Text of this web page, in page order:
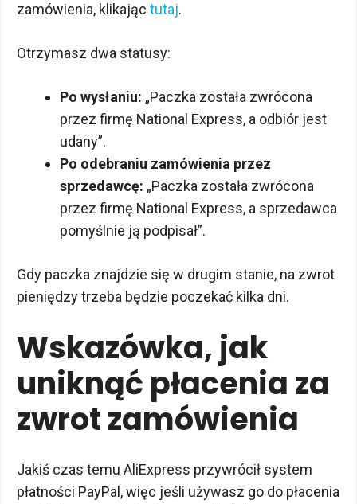
zamówienia, klikając tutaj.
Otrzymasz dwa statusy:
Po wysłaniu: „Paczka została zwrócona
przez firmę National Express, a odbiór jest
udany”.
Po odebraniu zamówienia przez
sprzedawcę: „Paczka została zwrócona
przez firmę National Express, a sprzedawca
pomyślnie ją podpisał”.
Gdy paczka znajdzie się w drugim stanie, na zwrot
pieniędzy trzeba będzie poczekać kilka dni.
Wskazówka, jak
uniknąć płacenia za
zwrot zamówienia
Jakiś czas temu AliExpress przywrócił system
płatności PayPal, więc jeśli używasz go do płacenia